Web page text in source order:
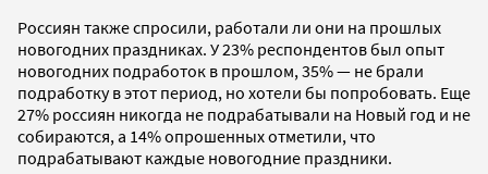
Россиян также спросили, работали ли они на прошлых
новогодних праздниках. У 23% респондентов был опыт
новогодних подработок в прошлом, 35% — не брали
подработку в этот период, но хотели бы попробовать. Еще
27% россиян никогда не подрабатывали на Новый год и не
собираются, а 14% опрошенных отметили, что
подрабатывают каждые новогодние праздники.